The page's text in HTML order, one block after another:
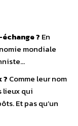
? En
mondiale
? Comme leur nom
lieux qui
Et pas qu’un